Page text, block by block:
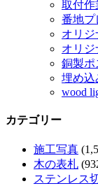
取付作
番地プ
オリ
オリジ
銅製ポ
埋め込
wood
カテゴリー
施工写真
木の表札
ステンレス